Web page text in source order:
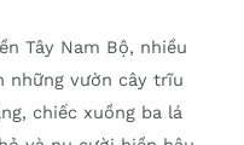
Tây Nam Bộ, nhiều
những vườn cây trĩu
chiếc xuồng ba lá